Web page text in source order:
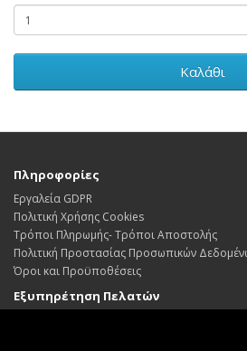
Καλάθι
Πληροφορίες
Εργαλεία GDPR
Πολιτική Χρήσης Cookies
Τρόποι Πληρωμής- Τρόποι Αποστολής
Πολιτική Προστασίας Προσωπικών
Όροι και Προϋποθέσεις
Εξυπηρέτηση Πελατών